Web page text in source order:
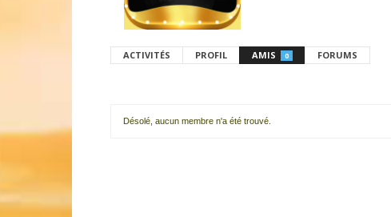
ACTIVITÉS PROFIL AMIS 0 FORUMS
Désolé, aucun membre n'a été trouvé.